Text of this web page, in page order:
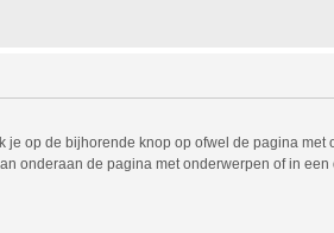
op de bijhorende knop op ofwel de pagina
onderaan de pagina met onderwerpen of in